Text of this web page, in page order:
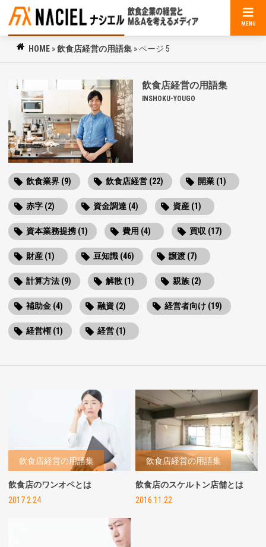
MENU
HOME »飲食店経営の用語集 »ページ 5
飲食店経営の用語集
INSHOKU-YOUGO
飲食業界 (9) 飲食店経営 (22) 開業 (1)
赤字 (2) 資金調達 (4) 資産 (1)
資本業務提携 (1) 費用 (4) 買収 (17)
財産 (1) 豆知識 (46) 譲渡 (7)
計算方法 (9) 解散 (1) 親族 (2)
補助金 (4) 融資 (2) 経営者向け (19)
経営権 (1) 経営 (1)
飲食店経営の用語集
飲食店のワンオペとは
2017.2.24
飲食店経営の用語集
飲食店のスケルトン店舗とは
2016.11.22